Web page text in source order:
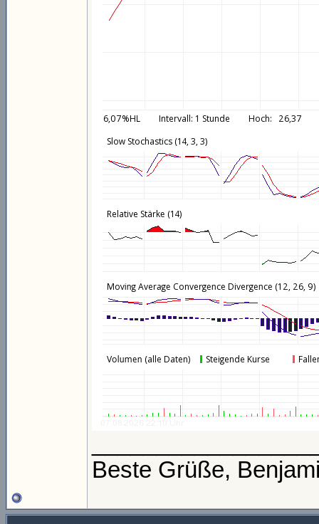
Beste Grüße,